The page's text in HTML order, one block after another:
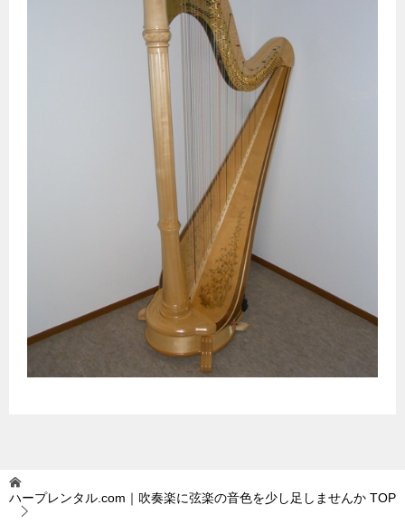
ハープレンタル.com｜吹奏楽に弦楽の音色を少し足しませんか TOP